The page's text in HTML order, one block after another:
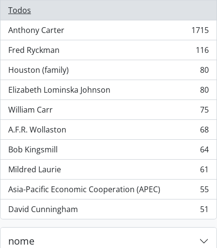
Todos
Anthony Carter
, 1715 resultados
1715
Fred Ryckman
, 116 resultados
116
Houston (family)
, 80 resultados
80
Elizabeth Lominska Johnson
, 80 resultados
80
William Carr
, 75 resultados
75
A.F.R. Wollaston
, 68 resultados
68
Bob Kingsmill
, 64 resultados
64
Mildred Laurie
, 61 resultados
61
Asia-Pacific Economic Cooperation (APEC)
, 55 resultados
55
David Cunningham
, 51 resultados 51
nome